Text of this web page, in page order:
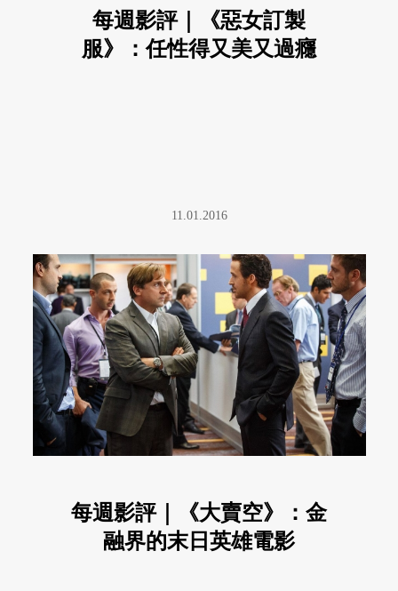
每週影評｜《惡女訂製
服》：任性得又美又過癮
11.01.2016
每週影評｜《大賣空》：金
融界的末日英雄電影